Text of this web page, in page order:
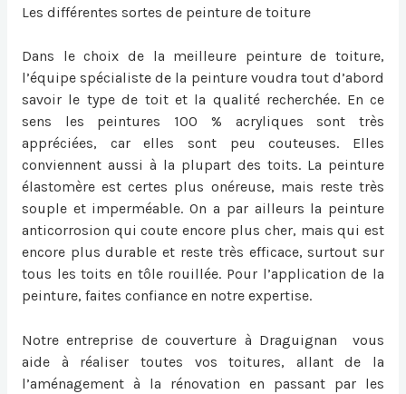
Les différentes sortes de peinture de toiture
Dans le choix de la meilleure peinture de toiture,
l’équipe spécialiste de la peinture voudra tout d’abord
savoir le type de toit et la qualité recherchée. En ce
sens les peintures 100 % acryliques sont très
appréciées, car elles sont peu couteuses. Elles
conviennent aussi à la plupart des toits. La peinture
élastomère est certes plus onéreuse, mais reste très
souple et imperméable. On a par ailleurs la peinture
anticorrosion qui coute encore plus cher, mais qui est
encore plus durable et reste très efficace, surtout sur
tous les toits en tôle rouillée. Pour l’application de la
peinture, faites confiance en notre expertise.
Notre entreprise de couverture à Draguignan vous
aide à réaliser toutes vos toitures, allant de la
l’aménagement à la rénovation en passant par les